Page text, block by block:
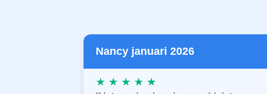
Nancy januari 2026
★ ★ ★ ★ ★